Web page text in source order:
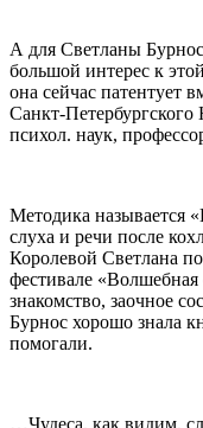
А для Светланы
большой интерес к
она сейчас патентует
Санкт-
психол. наук,
Методика называется
слуха и речи после
Королевой Светлана
фестивале
знакомство, заочное
Бурнос хорошо знала
помогали.
…Чудеса, как видим,